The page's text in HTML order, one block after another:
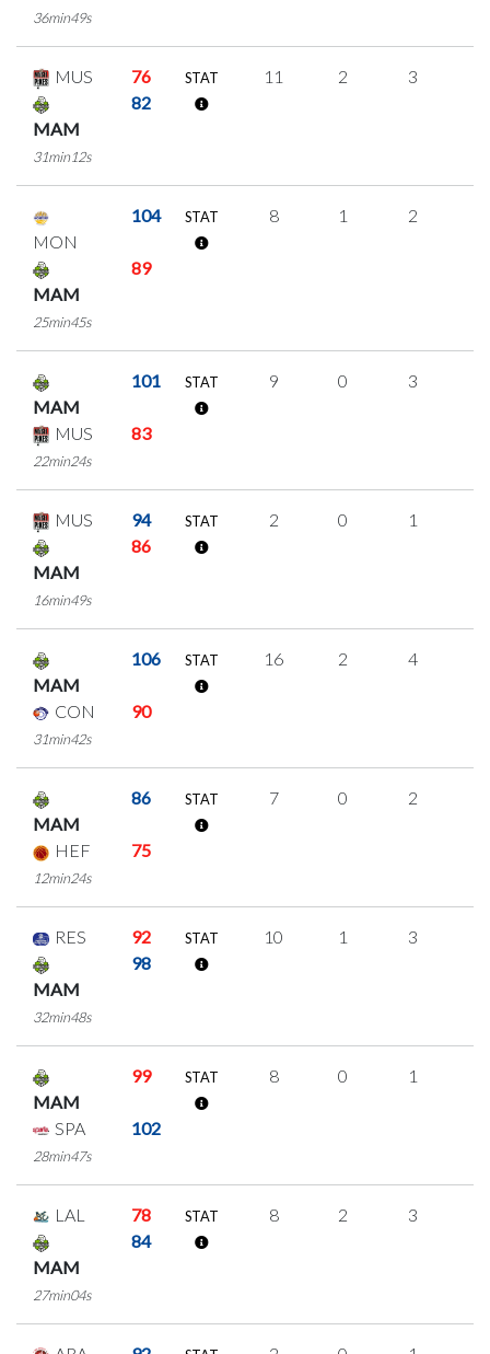
36min49s
MUS 76
MAM
82
31min12s
STAT 11 2 3
MON
104
MAM
89
25min45s
STAT 8 1 2
MAM
101
MUS 83
22min24s
STAT 9 0 3
MUS 94
MAM
86
16min49s
STAT 2 0 1
MAM
106
CON 90
31min42s
STAT 16 2 4
MAM
86
HEF 75
12min24s
STAT 7 0 2
RES 92
MAM
98
32min48s
STAT 10 1 3
MAM
99
SPA 102
28min47s
STAT 8 0 1
LAL 78
MAM
84
27min04s
STAT 8 2 3